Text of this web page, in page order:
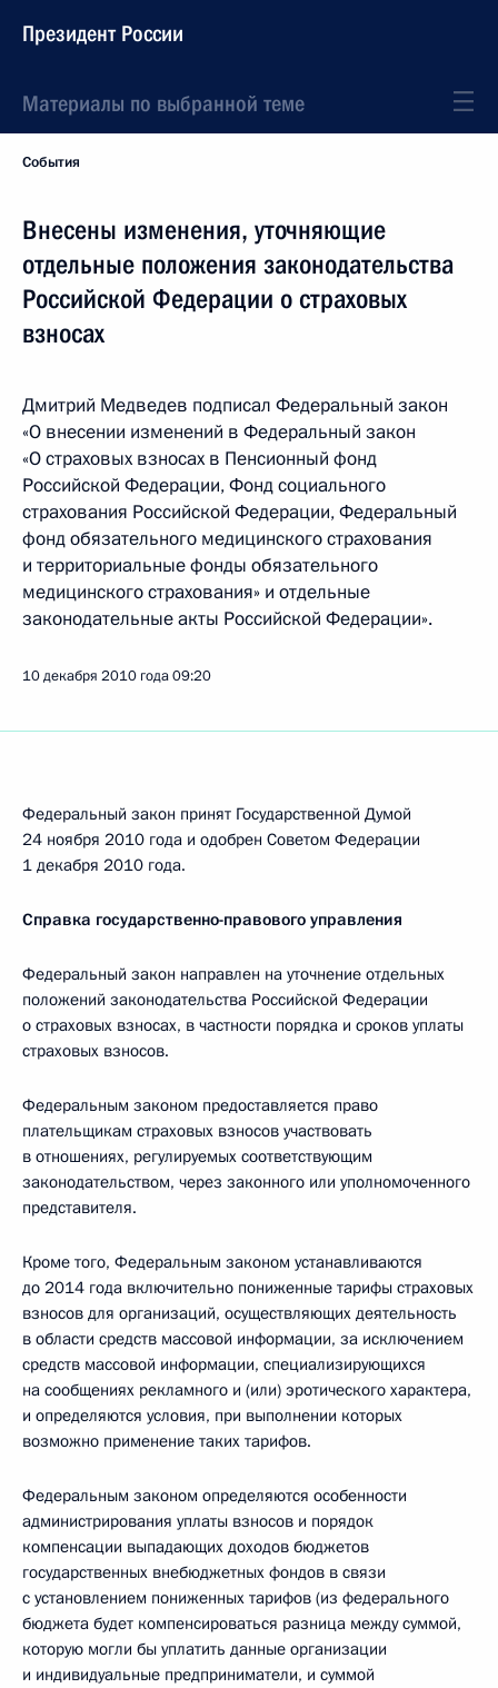
Президент России
Материалы по выбранной теме
События
Внесены изменения, уточняющие
отдельные положения законодательства
Российской Федерации о страховых
взносах
Дмитрий Медведев подписал Федеральный закон
«О внесении изменений в Федеральный закон
«О страховых взносах в Пенсионный фонд
Российской Федерации, Фонд социального
страхования Российской Федерации, Федеральный
фонд обязательного медицинского страхования
и территориальные фонды обязательного
медицинского страхования» и отдельные
законодательные акты Российской Федерации».
10 декабря 2010 года09:20
Федеральный закон принят Государственной Думой
24 ноября 2010 года и одобрен Советом Федерации
1 декабря 2010 года.
Справка государственно-правового управления
Федеральный закон направлен на уточнение отдельных
положений законодательства Российской Федерации
о страховых взносах, в частности порядка и сроков уплаты
страховых взносов.
Федеральным законом предоставляется право
плательщикам страховых взносов участвовать
в отношениях, регулируемых соответствующим
законодательством, через законного или уполномоченного
представителя.
Кроме того, Федеральным законом устанавливаются
до 2014 года включительно пониженные тарифы страховых
взносов для организаций, осуществляющих деятельность
в области средств массовой информации, за исключением
средств массовой информации, специализирующихся
на сообщениях рекламного и (или) эротического характера,
и определяются условия, при выполнении которых
возможно применение таких тарифов.
Федеральным законом определяются особенности
администрирования уплаты взносов и порядок
компенсации выпадающих доходов бюджетов
государственных внебюджетных фондов в связи
с установлением пониженных тарифов (из федерального
бюджета будет компенсироваться разница между суммой,
которую могли бы уплатить данные организации
и индивидуальные предприниматели, и суммой